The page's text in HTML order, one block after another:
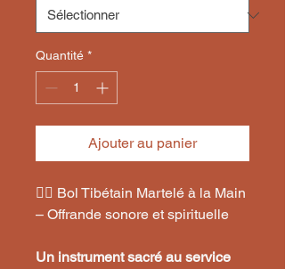
Quantité *
Ajouter au panier
🧘‍♂️ Bol Tibétain Martelé à la Main
– Offrande sonore et spirituelle
Un instrument sacré au service